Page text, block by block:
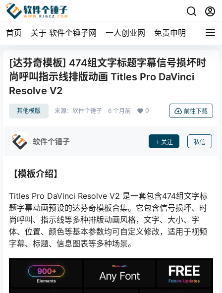
首页 关于 软件个锤子网 一人创业网 免责申明
[达芬奇模板] 474组文字标题字幕信号损坏时
尚呼叫指示线排版动画 Titles Pro DaVinci
Resolve V2
其他模版 来源： 软件个锤子 6 个月前 0 前往下载
软件个锤子 关注 私信
【模板介绍】
Titles Pro DaVinci Resolve V2 是一套包含474组文字标
题字幕动画预设的达芬奇模板合集。它包含信号损坏、时
尚呼叫、指示线等多种排版动画风格，文字、大小、字
体、位置、颜色等基本参数均可自定义修改，适用于视频
字幕、标题、信息图表等多种场景。